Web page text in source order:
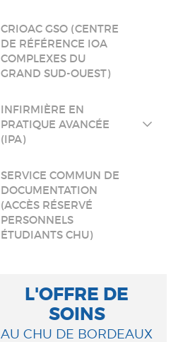
CRIOAC GSO (CENTRE
DE RÉFÉRENCE IOA
COMPLEXES DU
GRAND SUD-OUEST)
INFIRMIÈRE EN
PRATIQUE AVANCÉE
(IPA)
SERVICE COMMUN DE
DOCUMENTATION
(ACCÈS RÉSERVÉ
PERSONNELS
ÉTUDIANTS CHU)
L'OFFRE DE
SOINS
AU CHU DE BORDEAUX